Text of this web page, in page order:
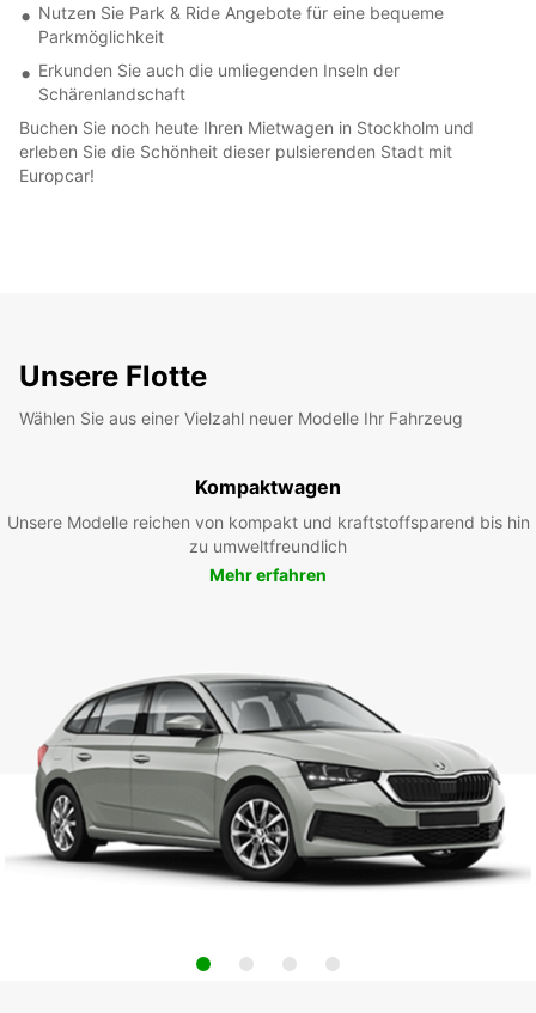
Nutzen Sie Park & Ride Angebote für eine bequeme
Parkmöglichkeit
Erkunden Sie auch die umliegenden Inseln der
Schärenlandschaft
Buchen Sie noch heute Ihren Mietwagen in Stockholm und
erleben Sie die Schönheit dieser pulsierenden Stadt mit
Europcar!
Unsere Flotte
Wählen Sie aus einer Vielzahl neuer Modelle Ihr Fahrzeug
Kompaktwagen
Unsere Modelle reichen von kompakt und kraftstoffsparend bis hin
zu umweltfreundlich
Mehr erfahren